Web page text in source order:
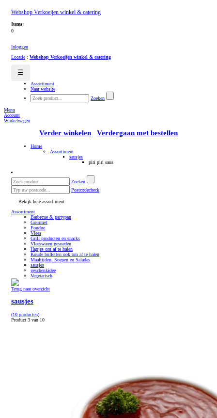
Webshop Verkoeijen winkel & catering
Items:
0
Inloggen
Locatie : Webshop Verkoeijen winkel & catering
☰
Assortiment
Naar website
Zoeken
Menu
Account
Winkelwagen
Verder winkelen Verdergaan met bestellen
Home
Assortiment
sausjes
piri piri saus
Zoeken
Postcodecheck
Bekijk hele assortiment
Assortiment
Barbecue & partypan
Gourmet
Fondue
Vlees
Grill producten en snacks
Vleeswaren gesneden
Hapjes om af te halen
Koude buffetten ook om af te halen
Maaltijden, Soepen en Salades
sausjes
geschenkidee
Vegetarisch
Terug naar overzicht
sausjes
(10 producten)
Product 3 van 10